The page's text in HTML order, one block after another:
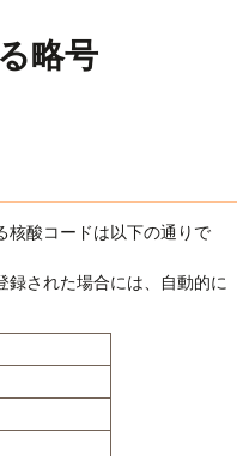
略号
核酸コードは以下の通りで
録された場合には、自動的に